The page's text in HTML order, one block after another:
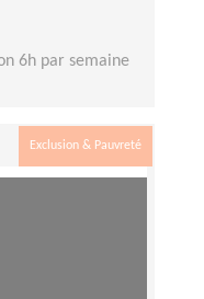
6h par semaine
Exclusion & Pauvreté